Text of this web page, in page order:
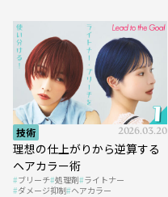
技術 2026.03.20
理想の仕上がりから逆算する
ヘアカラー術
ブリーチ 処理剤 ライトナー
ダメージ抑制 ヘアカラー